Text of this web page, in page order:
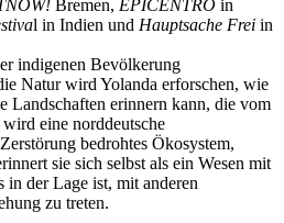
Bremen, EPICENTRO in
l in Indien und Hauptsache Frei in
indigenen Bevölkerung
Natur wird Yolanda erforschen, wie
Landschaften erinnern kann, die vom
eine norddeutsche
bedrohtes Ökosystem,
sie sich selbst als ein Wesen mit
in der Lage ist, mit anderen
zu treten.